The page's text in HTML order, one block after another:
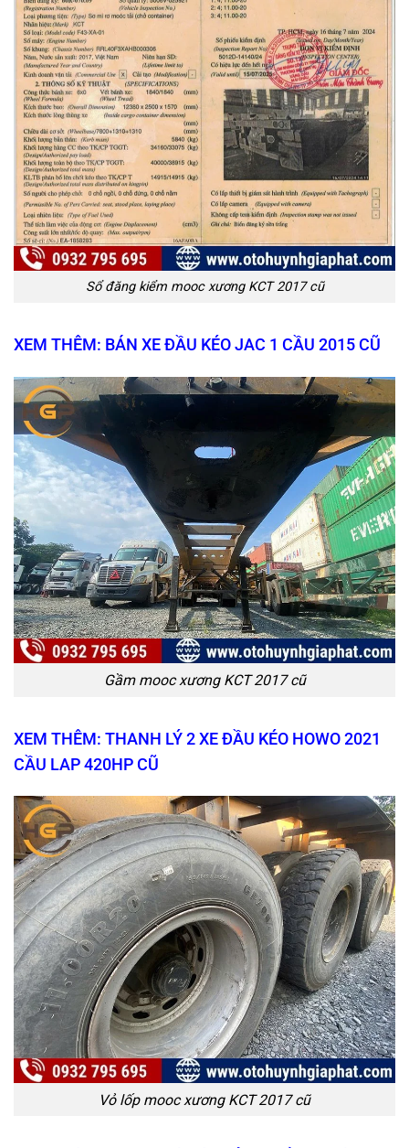
Sổ đăng kiểm mooc xương KCT 2017 cũ
XEM THÊM: BÁN XE ĐẦU KÉO JAC 1 CẦU 2015 CŨ
Gầm mooc xương KCT 2017 cũ
XEM THÊM: THANH LÝ 2 XE ĐẦU KÉO HOWO 2021
CẦU LAP 420HP CŨ
Vỏ lốp mooc xương KCT 2017 cũ